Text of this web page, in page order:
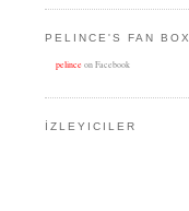
PELINCE'S FAN BOX
pelince on Facebook
İZLEYICILER